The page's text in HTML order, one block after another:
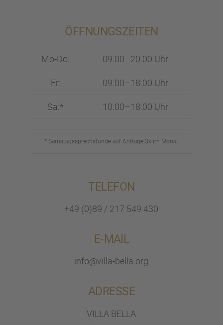
ÖFFNUNGS­ZEI­TEN
Mo-Do: 09:00–20:00 Uhr
Fr: 09:00–18:00 Uhr
Sa:* 10:00–18:00 Uhr
* Samstags­sprech­stunde auf Anfrage 3x im Monat
TELEFON
+49 (0)89 / 217 549 430
E‑MAIL
info@villa-bella.org
ADRESSE
VILLA BELLA